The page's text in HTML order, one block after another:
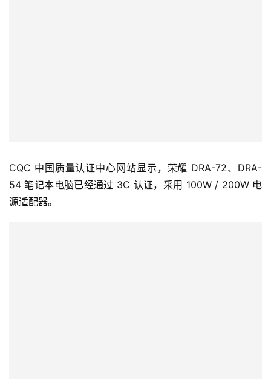
快
报
CQC 中国质量认证中心网站显示，荣耀 DRA-72、DRA-
54 笔记本电脑已经通过 3C 认证，采用 100W / 200W 电
源适配器。